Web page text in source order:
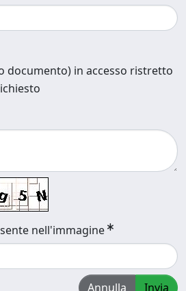
documento) in accesso ristretto
nell'immagine
Annulla Invia